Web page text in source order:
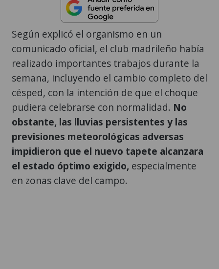
Según explicó el organismo en un
comunicado oficial, el club madrileño había
realizado importantes trabajos durante la
semana, incluyendo el cambio completo del
césped, con la intención de que el choque
pudiera celebrarse con normalidad. No
obstante, las lluvias persistentes y las
previsiones meteorológicas adversas
impidieron que el nuevo tapete alcanzara
el estado óptimo exigido, especialmente
en zonas clave del campo.